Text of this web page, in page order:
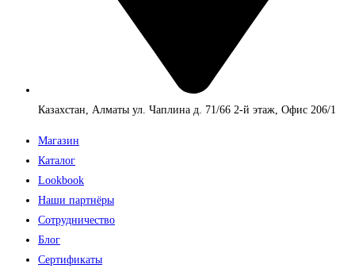
Казахстан, Алматы ул. Чаплина д. 71/66 2-й этаж, Офис 206/1
Магазин
Каталог
Lookbook
Наши партнёры
Сотрудничество
Блог
Сертификаты